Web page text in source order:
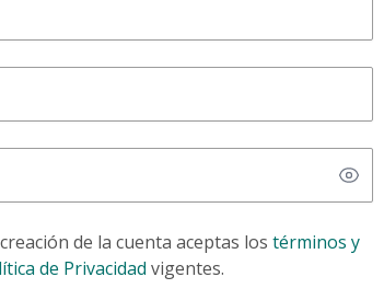
de la cuenta aceptas los términos y
de Privacidad vigentes.